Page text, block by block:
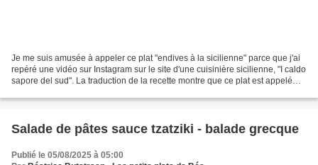
Je me suis amusée à appeler ce plat "endives à la sicilienne" parce que j'ai
repéré une vidéo sur Instagram sur le site d'une cuisinière sicilienne, "I caldo
sapore del sud". La traduction de la recette montre que ce plat est appelé
Salade de pâtes sauce tzatziki - balade grecque
Publié le 05/08/2025 à 05:00